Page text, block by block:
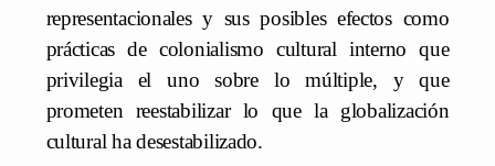
representacionales y sus posibles efectos como
prácticas de colonialismo cultural interno que
privilegia el uno sobre lo múltiple, y que
prometen reestabilizar lo que la globalización
cultural ha desestabilizado.